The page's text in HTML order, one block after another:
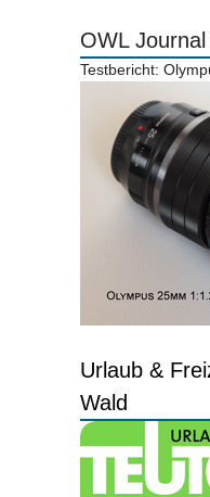
OWL
Testbericht:
Urlaub &
Wald